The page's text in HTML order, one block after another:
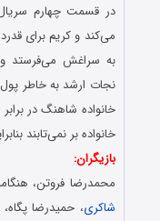
در قسمت چهارم
می‌کند و کریم برای
به سراغش می‌فرستد و
نجات ارشد به خاطر
خانواده شاهنگ در
خانواده بر نمی‌تابند
بازیگران:
محمدرضا فروتن،
شاکری، حمیدرضا